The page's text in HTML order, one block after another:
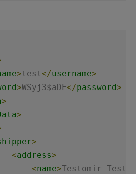
>test</username>
>WSyj3$aDE</password>
>
>
>
<address>
<name>Testomir